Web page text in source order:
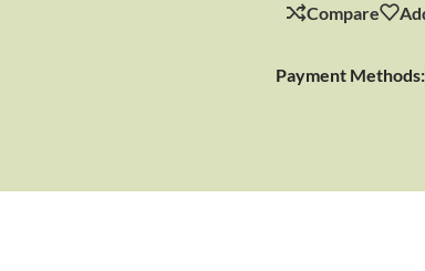
Compare
Payment Methods: